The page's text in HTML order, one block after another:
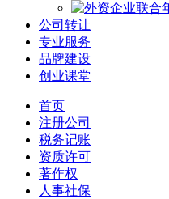
公司转让
专业服务
品牌建设
创业课堂
首页
注册公司
税务记账
资质许可
著作权
人事社保